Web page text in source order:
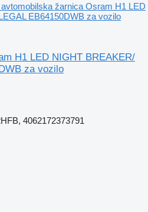
avtomobilska žarnica Osram H1 LED
EB64150DWB za vozilo
H1 LED NIGHT BREAKER/
za vozilo
4062172373791